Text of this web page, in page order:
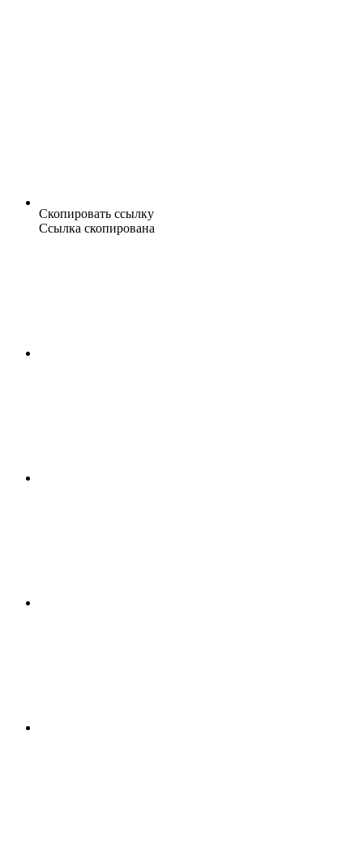
Скопировать ссылку
Ссылка скопирована